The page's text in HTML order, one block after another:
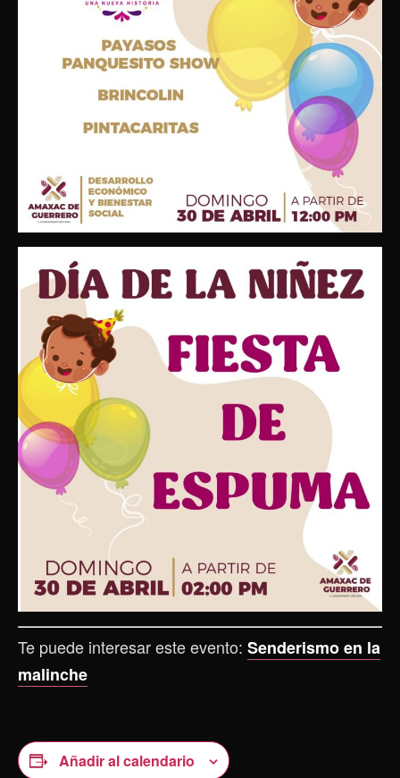
Te puede interesar este evento: Senderismo en la
malinche
Añadir al calendario